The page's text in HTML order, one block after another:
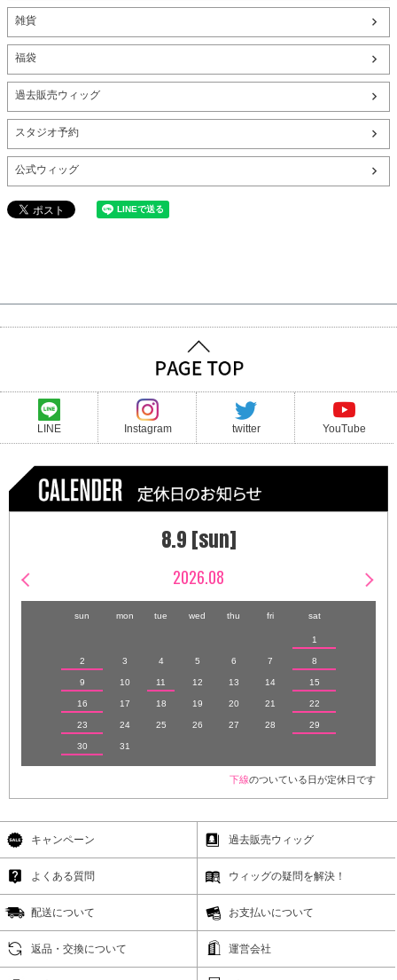
雑貨
福袋
過去販売ウィッグ
スタジオ予約
公式ウィッグ
LINE Instagram twitter YouTube
8.9 [sun]
2026.08
sun mon tue wed thu fri sat
1
2 3 4 5 6 7 8
9 10 11 12 13 14 15
16 17 18 19 20 21 22
23 24 25 26 27 28 29
30 31
下線のついている日が定休日です
キャンペーン 過去販売ウィッグ
よくある質問 ウィッグの疑問を解決！
配送について お支払いについて
返品・交換について 運営会社